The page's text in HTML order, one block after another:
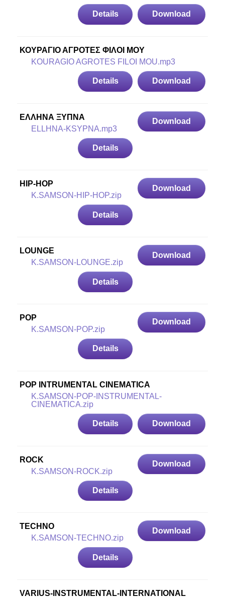
Download
Details
ΚΟΥΡΑΓΙΟ ΑΓΡΟΤΕΣ ΦΙΛΟΙ ΜΟΥ
KOURAGIO AGROTES FILOI MOU.mp3
Download
Details
ΕΛΛΗΝΑ ΞΥΠΝΑ
ELLHNA-KSYPNA.mp3
Download
Details
HIP-HOP
K.SAMSON-HIP-HOP.zip
Download
Details
LOUNGE
K.SAMSON-LOUNGE.zip
Download
Details
POP
K.SAMSON-POP.zip
Download
Details
POP INTRUMENTAL CINEMATICA
K.SAMSON-POP-INSTRUMENTAL-
CINEMATICA.zip
Download
Details
ROCK
K.SAMSON-ROCK.zip
Download
Details
TECHNO
K.SAMSON-TECHNO.zip
Download
Details
VARIUS-INSTRUMENTAL-INTERNATIONAL